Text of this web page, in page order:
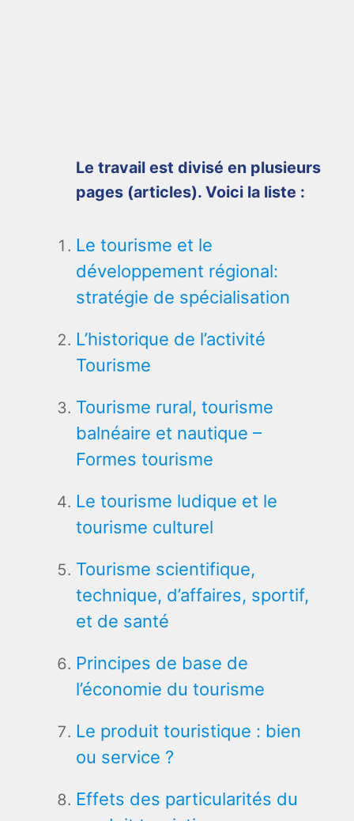
Le travail est divisé en plusieurs
pages (articles). Voici la liste :
Le tourisme et le
développement régional:
stratégie de spécialisation
L’historique de l’activité
Tourisme
Tourisme rural, tourisme
balnéaire et nautique –
Formes tourisme
Le tourisme ludique et le
tourisme culturel
Tourisme scientifique,
technique, d’affaires, sportif,
et de santé
Principes de base de
l’économie du tourisme
Le produit touristique : bien
ou service ?
Effets des particularités du